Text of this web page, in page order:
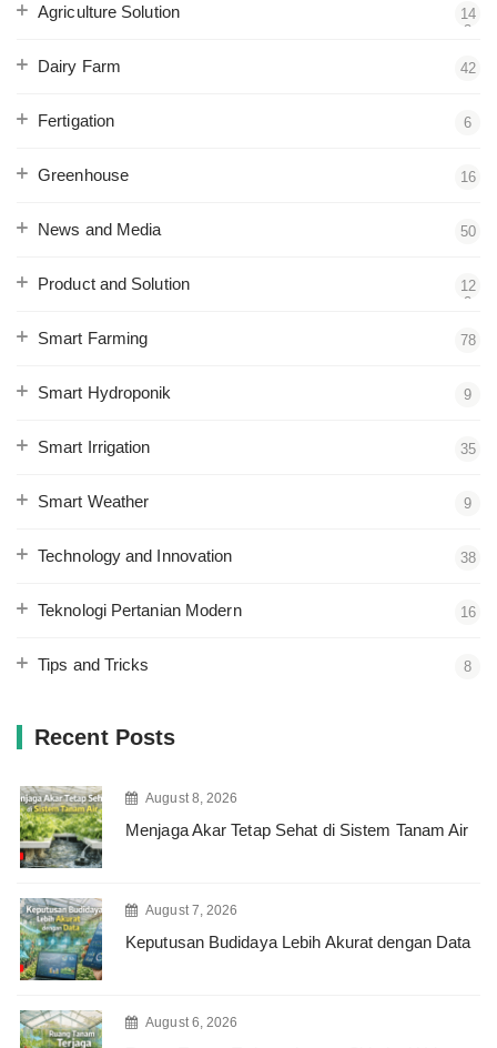
Agriculture Solution
14
3
Dairy Farm 42
Fertigation 6
Greenhouse 16
News and Media 50
Product and Solution
12
2
Smart Farming 78
Smart Hydroponik 9
Smart Irrigation 35
Smart Weather 9
Technology and Innovation 38
Teknologi Pertanian Modern 16
Tips and Tricks 8
Recent Posts
August 8, 2026
Menjaga Akar Tetap Sehat di Sistem Tanam Air
August 7, 2026
Keputusan Budidaya Lebih Akurat dengan Data
August 6, 2026